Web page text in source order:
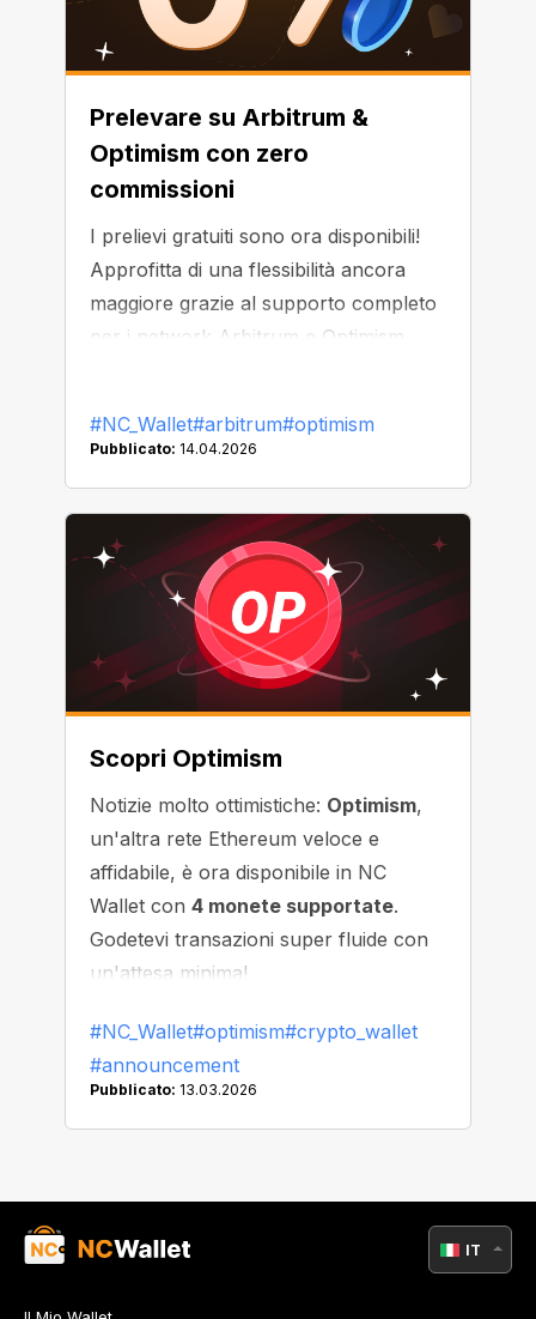
Prelevare su Arbitrum &
Optimism con zero
commissioni
I prelievi gratuiti sono ora disponibili!
Approfitta di una flessibilità ancora
maggiore grazie al supporto completo
per i network Arbitrum e Optimism.
#NC_Wallet#arbitrum#optimism
Pubblicato: 14.04.2026
Scopri Optimism
Notizie molto ottimistiche: Optimism,
un'altra rete Ethereum veloce e
affidabile, è ora disponibile in NC
Wallet con 4 monete supportate.
Godetevi transazioni super fluide con
un'attesa minima!
#NC_Wallet#optimism#crypto_wallet
#announcement
Pubblicato: 13.03.2026
IT